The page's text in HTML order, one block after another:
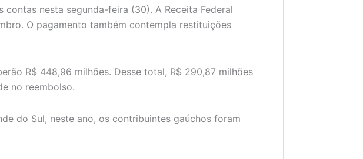
nesta segunda-feira (30). A Receita Federal
O pagamento também contempla restituições
R$ 448,96 milhões. Desse total, R$ 290,87 milhões
no reembolso.
do Sul, neste ano, os contribuintes gaúchos foram